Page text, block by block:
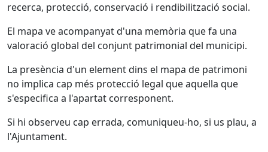
recerca, protecció, conservació i rendibilització social.
El mapa ve acompanyat d'una memòria que fa una
valoració global del conjunt patrimonial del municipi.
La presència d'un element dins el mapa de patrimoni
no implica cap més protecció legal que aquella que
s'especifica a l'apartat corresponent.
Si hi observeu cap errada, comuniqueu-ho, si us plau, a
l'Ajuntament.